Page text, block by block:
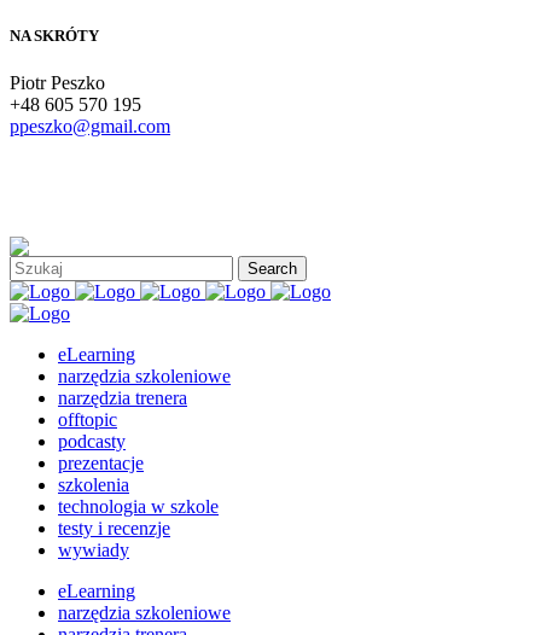
NA SKRÓTY
Piotr Peszko
+48 605 570 195
ppeszko@gmail.com
eLearning
narzędzia szkoleniowe
narzędzia trenera
offtopic
podcasty
prezentacje
szkolenia
technologia w szkole
testy i recenzje
wywiady
eLearning
narzędzia szkoleniowe